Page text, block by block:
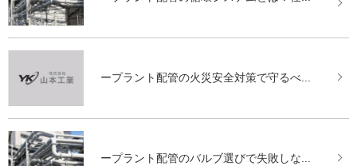
ープラント配管の火災安全対策で守るべ...
ープラント配管のバルブ選びで失敗しな...